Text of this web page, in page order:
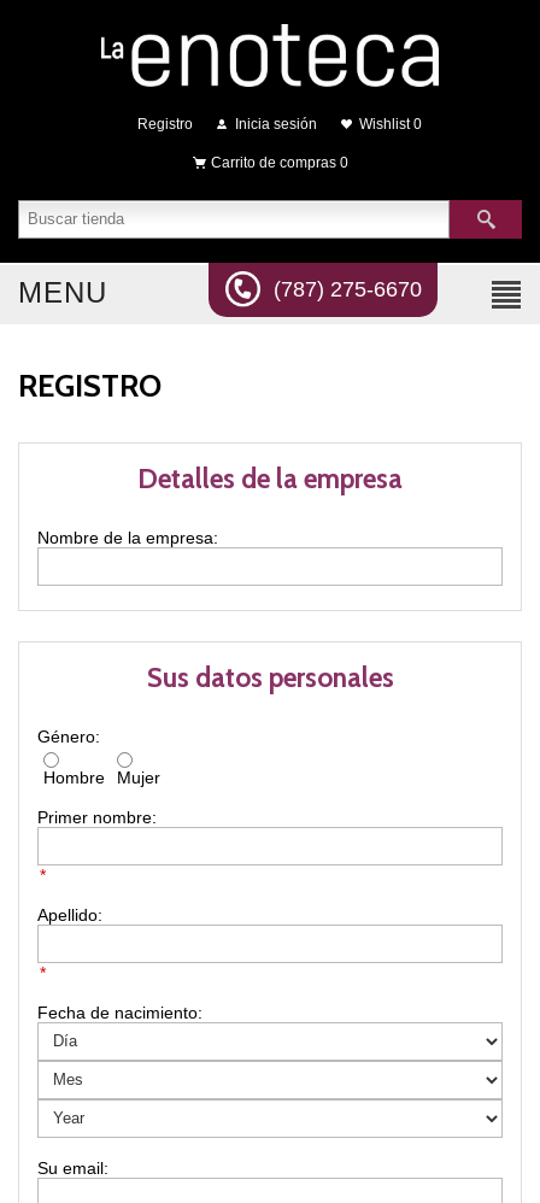
Registro Inicia sesión Wishlist 0
Carrito de compras 0
(787) 275-6670
MENU
REGISTRO
Sus datos personales
Género:
Hombre Mujer
Primer nombre:
*
Apellido:
*
Fecha de nacimiento:
Detalles de la empresa
Nombre de la empresa: